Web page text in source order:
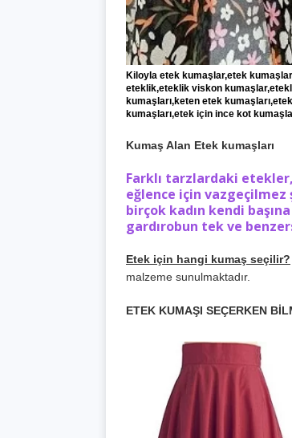
Kiloyla etek kumaşlar,etek
eteklik,eteklik viskon
kumaşları,keten etek
kumaşları,etek için ince kot
Kumaş Alan Etek kumaşları
Farklı tarzlardaki
eğlence için
birçok kadın kendi
gardırobun tek ve
Etek için hangi kumaş seçilir?
malzeme sunulmaktadır.
ETEK KUMAŞI SEÇERKEN